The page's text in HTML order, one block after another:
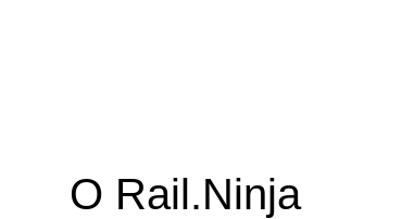
О Rail.Ninja